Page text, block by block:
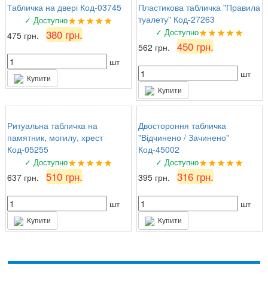
Табличка на двері Код-03745
✓ Доступно★★★★★
475 грн. 380 грн.
шт
Купити
Пластикова табличка "Правила
туалету" Код-27263
✓ Доступно★★★★★
562 грн. 450 грн.
шт
Купити
Ритуальна табличка на
памятник, могилу, хрест
Код-05255
✓ Доступно★★★★★
637 грн. 510 грн.
шт
Купити
Двостороння табличка
"Відчинено / Зачинено"
Код-45002
✓ Доступно★★★★★
395 грн. 316 грн.
шт
Купити